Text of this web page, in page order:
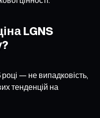
LGNS
— не випадковість,
тенденцій на